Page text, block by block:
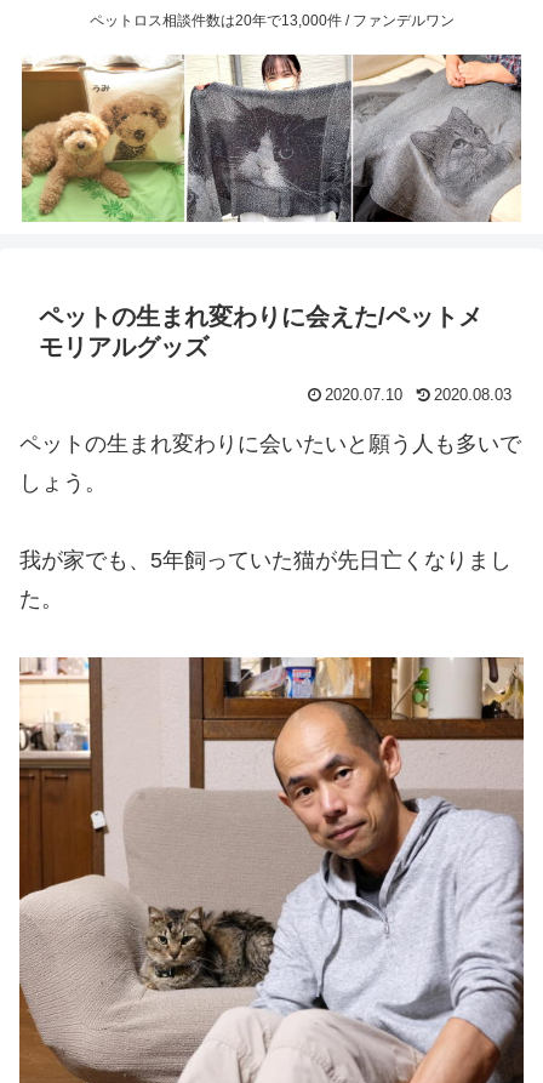
ペットロス相談件数は20年で13,000件 / ファンデルワン
ペットの生まれ変わりに会えた/ペットメ
モリアルグッズ
2020.07.10 2020.08.03
ペットの生まれ変わりに会いたいと願う人も多いで
しょう。
我が家でも、5年飼っていた猫が先日亡くなりまし
た。